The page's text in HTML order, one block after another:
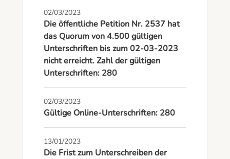
02/03/2023
Die öffentliche Petition Nr. 2537 hat
das Quorum von 4.500 gültigen
Unterschriften bis zum 02-03-2023
nicht erreicht. Zahl der gültigen
Unterschriften: 280
02/03/2023
Gültige Online-Unterschriften: 280
13/01/2023
Die Frist zum Unterschreiben der